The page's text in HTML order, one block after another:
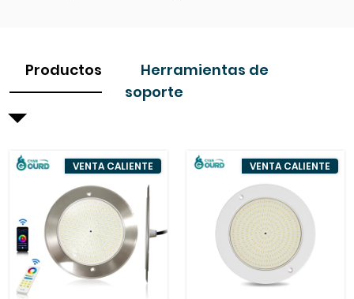
Productos
Herramientas de
soporte
VENTA CALIENTE VENTA CALIENTE